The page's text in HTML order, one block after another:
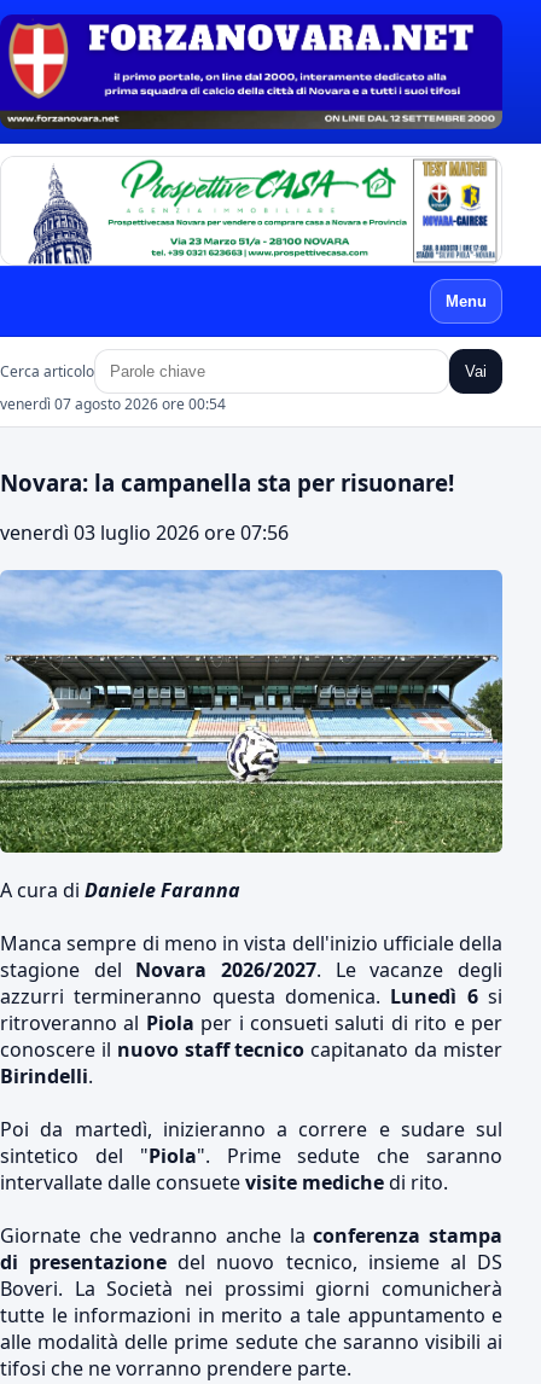
Menu
Cerca articolo Vai
venerdì 07 agosto 2026 ore 00:54
Novara: la campanella sta per risuonare!
venerdì 03 luglio 2026 ore 07:56
A cura di Daniele Faranna
Manca sempre di meno in vista dell'inizio ufficiale della
stagione del Novara 2026/2027. Le vacanze degli
azzurri termineranno questa domenica. Lunedì 6si
ritroveranno al Piola per i consueti saluti di rito e per
conoscere il nuovo staff tecnicocapitanato da mister
Birindelli.
Poi da martedì, inizieranno a correre e sudare sul
sintetico del "Piola". Prime sedute che saranno
intervallate dalle consuetevisite medichedi rito.
Giornate che vedranno anche laconferenza stampa
di presentazione del nuovo tecnico, insieme al DS
Boveri. La Società nei prossimi giorni comunicherà
tutte le informazioni in merito a tale appuntamento e
alle modalità delle prime sedute che saranno visibili ai
tifosi che ne vorranno prendere parte.